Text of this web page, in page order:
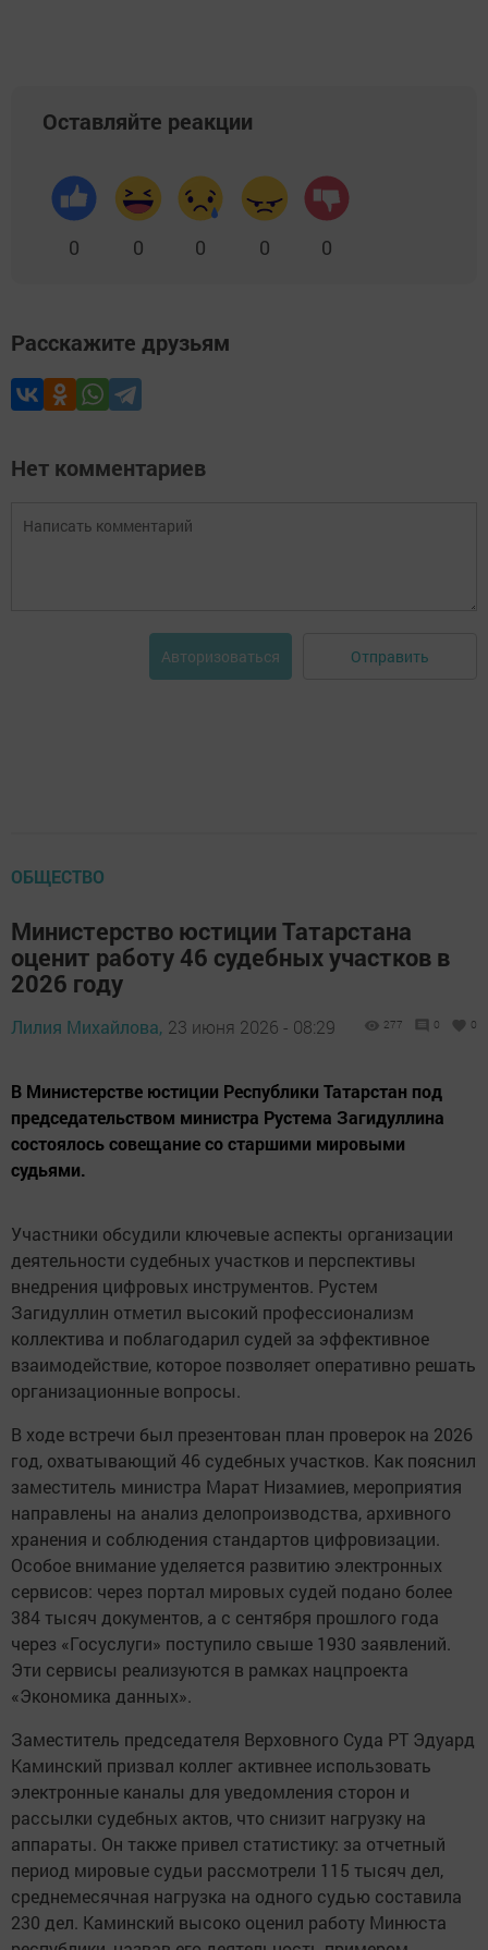
Оставляйте реакции
0 0 0 0 0
Расскажите друзьям
Нет комментариев
Авторизоваться Отправить
ОБЩЕСТВО
Министерство юстиции Татарстана
оценит работу 46 судебных участков в
2026 году
Лилия Михайлова, 23 июня 2026 - 08:29 277 0 0
В Министерстве юстиции Республики Татарстан под
председательством министра Рустема Загидуллина
состоялось совещание со старшими мировыми
судьями.
Участники обсудили ключевые аспекты организации
деятельности судебных участков и перспективы
внедрения цифровых инструментов. Рустем
Загидуллин отметил высокий профессионализм
коллектива и поблагодарил судей за эффективное
взаимодействие, которое позволяет оперативно решать
организационные вопросы.
В ходе встречи был презентован план проверок на 2026
год, охватывающий 46 судебных участков. Как пояснил
заместитель министра Марат Низамиев, мероприятия
направлены на анализ делопроизводства, архивного
хранения и соблюдения стандартов цифровизации.
Особое внимание уделяется развитию электронных
сервисов: через портал мировых судей подано более
384 тысяч документов, а с сентября прошлого года
через «Госуслуги» поступило свыше 1930 заявлений.
Эти сервисы реализуются в рамках нацпроекта
«Экономика данных».
Заместитель председателя Верховного Суда РТ Эдуард
Каминский призвал коллег активнее использовать
электронные каналы для уведомления сторон и
рассылки судебных актов, что снизит нагрузку на
аппараты. Он также привел статистику: за отчетный
период мировые судьи рассмотрели 115 тысяч дел,
среднемесячная нагрузка на одного судью составила
230 дел. Каминский высоко оценил работу Минюста